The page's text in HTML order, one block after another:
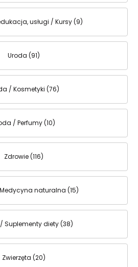
usługi / Kursy (9)
Uroda (91)
/ Kosmetyki (76)
/ Perfumy (10)
Zdrowie (116)
naturalna (15)
Suplementy diety (38)
Zwierzęta (20)